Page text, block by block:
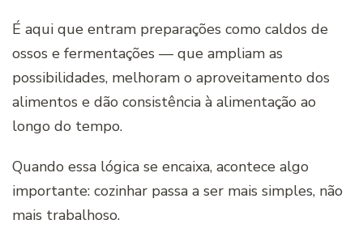
É aqui que entram preparações como caldos de
ossos e fermentações — que ampliam as
possibilidades, melhoram o aproveitamento dos
alimentos e dão consistência à alimentação ao
longo do tempo.
Quando essa lógica se encaixa, acontece algo
importante: cozinhar passa a ser mais simples, não
mais trabalhoso.